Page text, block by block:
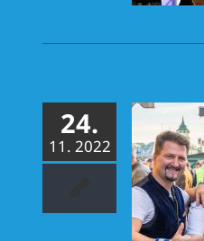
24.
11. 2022